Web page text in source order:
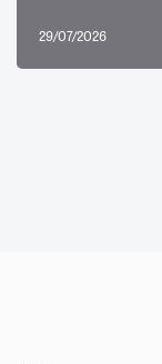
29/07/2026